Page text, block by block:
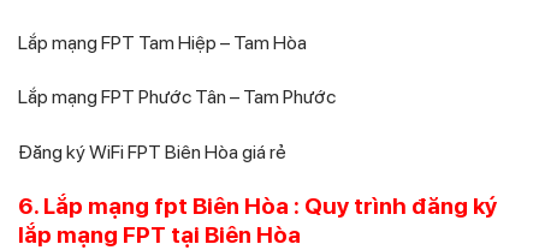
Lắp mạng FPT Tam Hiệp – Tam Hòa
Lắp mạng FPT Phước Tân – Tam Phước
Đăng ký WiFi FPT Biên Hòa giá rẻ
6. Lắp mạng fpt Biên Hòa : Quy trình đăng ký
lắp mạng FPT tại Biên Hòa